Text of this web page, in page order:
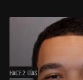
HACE 2 DÍAS